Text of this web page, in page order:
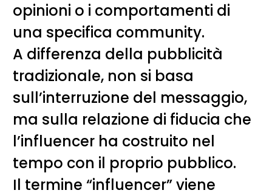
opinioni o i comportamenti di
una specifica community.
A differenza della pubblicità
tradizionale, non si basa
sull’interruzione del messaggio,
ma sulla relazione di fiducia che
l’influencer ha costruito nel
tempo con il proprio pubblico.
Il termine “influencer” viene